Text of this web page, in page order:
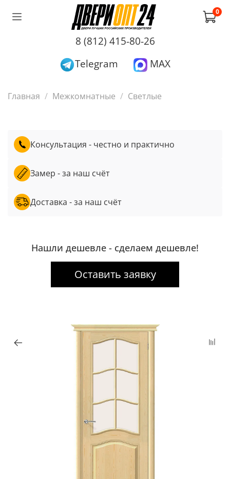
0
8 (812) 415-80-26
Telegram
MAX
Главная Межкомнатные Светлые
Консультация - честно и практично
Замер - за наш счёт
Доставка - за наш счёт
Нашли дешевле - сделаем дешевле!
Оставить заявку